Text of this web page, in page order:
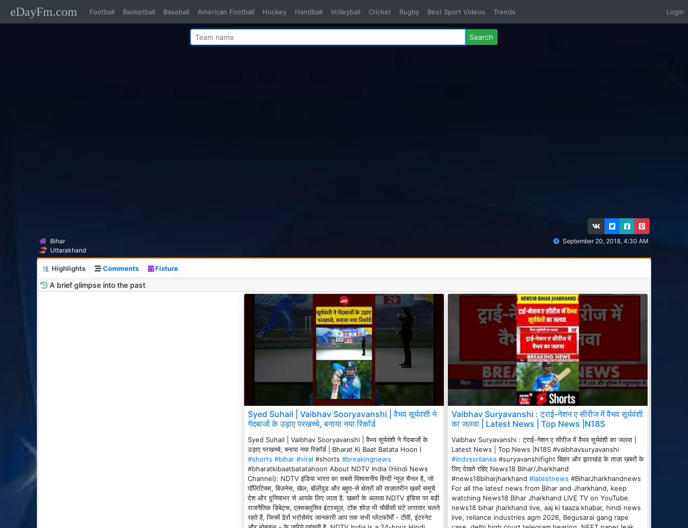
eDayFm.com Football Basketball Baseball American Football Hockey Handball Volleyball Cricket Rugby Best Sport Videos Trends Login
Search
Bihar
Uttarakhand
September 20, 2018, 4:30 AM
Highlights Comments Fixture
A brief glimpse into the past
Syed Suhail | Vaibhav Sooryavanshi | वैभव सूर्यवंशी ने
गेंदबाजों के उड़ाए परखच्चे, बनाया नया रिकॉर्ड
Syed Suhail | Vaibhav Sooryavanshi | वैभव सूर्यवंशी ने गेंदबाजों के
उड़ाए परखच्चे, बनाया नया रिकॉर्ड | Bharat Ki Baat Batata Hoon l
#shorts #bihar #viral #shorts #breakingnews
#bharatkibaatbatatahoon About NDTV India (Hindi News
Channel): NDTV इंडिया भारत का सबसे विश्वसनीय हिन्दी न्यूज़ चैनल है, जो
पॉलिटिक्स, बिज़नेस, खेल, बॉलीवुड और बहुत-से क्षेत्रों की ताज़ातरीन ख़बरें समूचे
देश और दुनियाभर से आपके लिए लाता है. ख़बरों के अलावा NDTV इंडिया पर बड़ी
राजनैतिक डिबेट्स, एक्सक्लूसिव इंटरव्यूज़, टॉक शोज़ भी चौबीसों घंटे लगातार चलते
रहते हैं, जिनमें ढेरों भरोसेमंद जानकारी आप तक सभी प्लेटफॉर्मों - टीवी, इंटरनेट
Vaibhav Suryavanshi : ट्राई-नेशन ए सीरीज में वैभव सूर्यवंशी
का जलवा | Latest News | Top News |N18S
Vaibhav Suryavanshi : ट्राई-नेशन ए सीरीज में वैभव सूर्यवंशी का जलवा |
Latest News | Top News |N18S #vaibhavsuryavanshi
#indvssrilanka #suryavanshifight बिहार और झारखंड के ताज़ा ख़बरों के
लिए देखते रहिए News18 Bihar/Jharkhand
#news18biharjharkhand #latestnews #BiharJharkhandnews
For all the latest news from Bihar and Jharkhand, keep
watching News18 Bihar Jharkhand LIVE TV on YouTube.
news18 bihar jharkhand live, aaj ki taaza khabar, hindi news
live, reliance industries agm 2026, Begusarai gang rape